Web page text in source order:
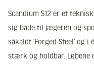
Scandium S12 er et
sig både til jægeren og
såkaldt ‘Forged Steel’
stærk og holdbar. Løbene